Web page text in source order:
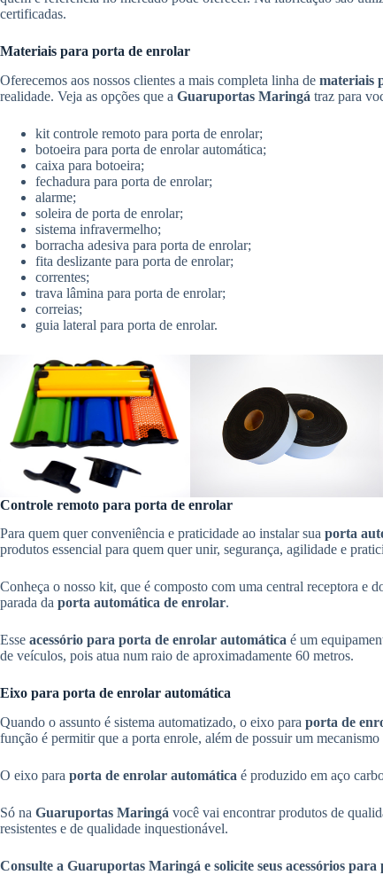
certificadas.
Materiais para porta de enrolar
Oferecemos aos nossos clientes a mais completa linha de materiais
realidade. Veja as opções que a Guaruportas Maringá traz para
kit controle remoto para porta de enrolar;
botoeira para porta de enrolar automática;
caixa para botoeira;
fechadura para porta de enrolar;
alarme;
soleira de porta de enrolar;
sistema infravermelho;
borracha adesiva para porta de enrolar;
fita deslizante para porta de enrolar;
correntes;
trava lâmina para porta de enrolar;
correias;
guia lateral para porta de enrolar.
Controle remoto para porta de enrolar
Para quem quer conveniência e praticidade ao instalar sua porta
produtos essencial para quem quer unir, segurança, agilidade e
Conheça o nosso kit, que é composto com uma central receptora e
parada da porta automática de enrolar.
Esse acessório para porta de enrolar automática é um
de veículos, pois atua num raio de aproximadamente 60 metros.
Eixo para porta de enrolar automática
Quando o assunto é sistema automatizado, o eixo para porta de
função é permitir que a porta enrole, além de possuir um
O eixo para porta de enrolar automática é produzido em aço
Só na Guaruportas Maringá você vai encontrar produtos de
resistentes e de qualidade inquestionável.
Consulte a Guaruportas Maringá e solicite seus acessórios